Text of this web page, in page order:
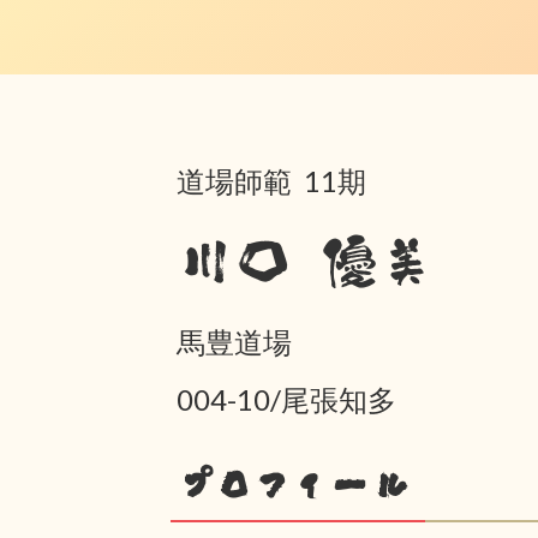
道場師範 11期
川口 優美
馬豊道場
004-10/尾張知多
プロフィール